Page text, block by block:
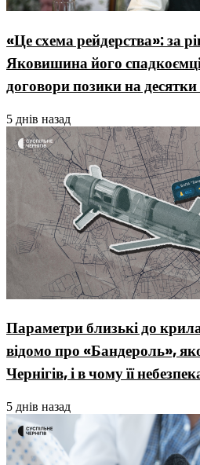
«Це схема рейдерства»: за
Яковишина його
договори позики на
5 днів назад
Параметри близькі до
відомо про «Бандероль»,
Чернігів, і в чому її
5 днів назад